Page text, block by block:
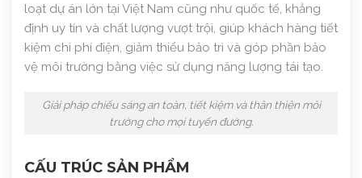
loạt dự án lớn tại Việt Nam cũng như quốc tế, khẳng
định uy tín và chất lượng vượt trội, giúp khách hàng tiết
kiệm chi phí điện, giảm thiểu bảo trì và góp phần bảo
vệ môi trường bằng việc sử dụng năng lượng tái tạo.
Giải pháp chiếu sáng an toàn, tiết kiệm và thân thiện môi
trường cho mọi tuyến đường.
CẤU TRÚC SẢN PHẨM